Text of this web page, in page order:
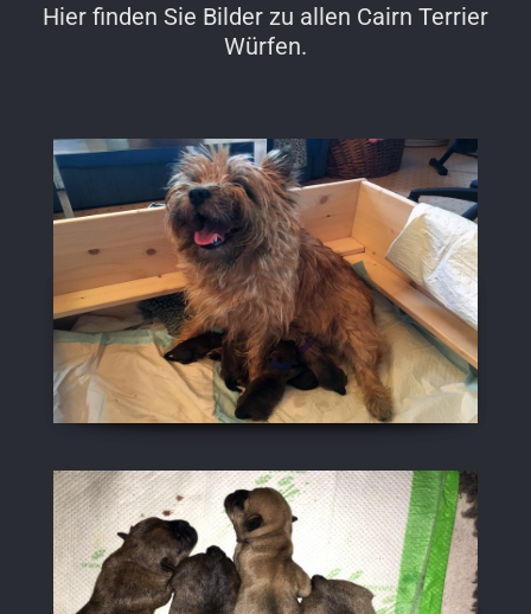
Hier finden Sie Bilder zu allen Cairn Terrier
Würfen.